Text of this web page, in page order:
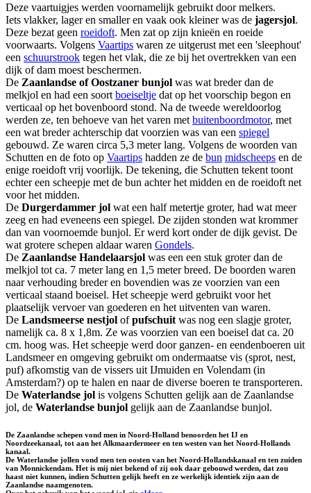
Deze vaartuigjes werden voornamelijk gebruikt door melkers.
Iets vlakker, lager en smaller en vaak ook kleiner was de jagersjol.
Deze bezat geen roeidoft. Men zat op zijn knieën en roeide
voorwaarts. Volgens Vaartips waren ze uitgerust met een 'sleephout'
een schuurstrook tegen het vlak, die ze bij het overtrekken van een
dijk of dam moest beschermen.
De Zaanlandse of Oostzaner bunjol was wat breder dan de
melkjol en had een soort boeiseltje dat op het voorschip begon en
verticaal op het bovenboord stond. Na de tweede wereldoorlog
werden ze, ten behoeve van het varen met buitenboordmotor, met
een wat breder achterschip dat voorzien was van een spiegel
gebouwd. Ze waren circa 5,3 meter lang. Volgens de woorden van
Schutten en de foto op Vaartips hadden ze de bun midscheeps en de
enige roeidoft vrij voorlijk. De tekening, die Schutten tekent toont
echter een scheepje met de bun achter het midden en de roeidoft net
voor het midden.
De Durgerdammer jol wat een half metertje groter, had wat meer
zeeg en had eveneens een spiegel. De zijden stonden wat krommer
dan van voornoemde bunjol. Er werd kort onder de dijk gevist. De
wat grotere schepen aldaar waren Gondels.
De Zaanlandse Handelaarsjol was een een stuk groter dan de
melkjol tot ca. 7 meter lang en 1,5 meter breed. De boorden waren
naar verhouding breder en bovendien was ze voorzien van een
verticaal staand boeisel. Het scheepje werd gebruikt voor het
plaatselijk vervoer van goederen en het uitventen van waren.
De Landsmeerse nestjol ofpufschuit was nog een slagje groter,
namelijk ca. 8 x 1,8m. Ze was voorzien van een boeisel dat ca. 20
cm. hoog was. Het scheepje werd door ganzen- en eendenboeren uit
Landsmeer en omgeving gebruikt om ondermaatse vis (sprot, nest,
puf) afkomstig van de vissers uit IJmuiden en Volendam (in
Amsterdam?) op te halen en naar de diverse boeren te transporteren.
De Waterlandse jol is volgens Schutten gelijk aan de Zaanlandse
jol, de Waterlandse bunjol gelijk aan de Zaanlandse bunjol.
De Zaanlandse schepen vond men in Noord-Holland benoorden het IJ en
Noordzeekanaal, tot aan het Alkmaardermeer en ten westen van het Noord-Hollands
kanaal.
De Waterlandse jollen vond men ten oosten van het Noord-Hollandskanaal en ten zuiden
van Monnickendam. Het is mij niet bekend of zij ook daar gebouwd werden, dat zou
haast niet kunnen, indien Schutten gelijk heeft en ze werkelijk identiek zijn aan de
Zaanlandse naamgenoten.